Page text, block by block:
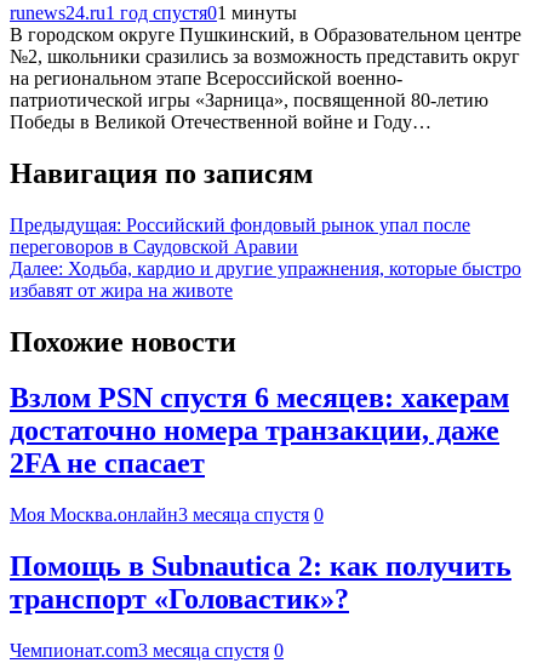
runews24.ru1 год спустя01 минуты
В городском округе Пушкинский, в Образовательном центре
№2, школьники сразились за возможность представить округ
на региональном этапе Всероссийской военно-
патриотической игры «Зарница», посвященной 80-летию
Победы в Великой Отечественной войне и Году…
Навигация по записям
Предыдущая: Российский фондовый рынок упал после
переговоров в Саудовской Аравии
Далее: Ходьба, кардио и другие упражнения, которые быстро
избавят от жира на животе
Похожие новости
Взлом PSN спустя 6 месяцев: хакерам
достаточно номера транзакции, даже
2FA не спасает
Моя Москва.онлайн3 месяца спустя 0
Помощь в Subnautica 2: как получить
транспорт «Головастик»?
Чемпионат.com3 месяца спустя 0